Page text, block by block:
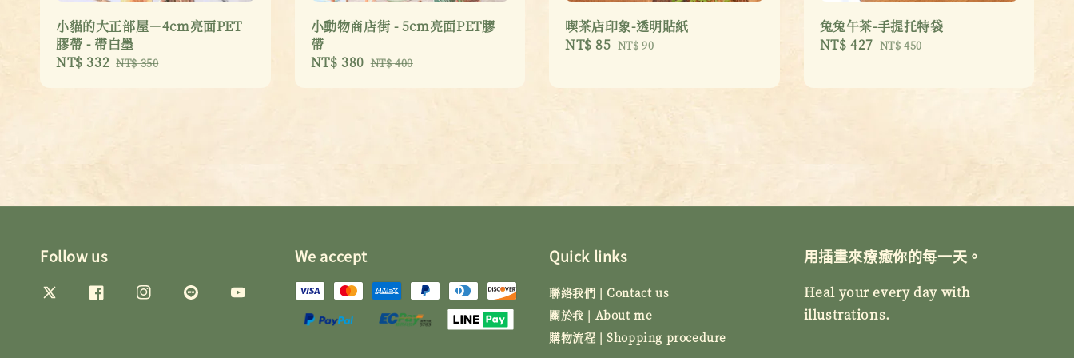
小貓的大正部屋－4cm亮面PET
膠帶 - 帶白墨
Sale
NT$ 332 Regular
NT$ 350
小動物商店街 - 5cm亮面PET膠
帶
Sale
NT$ 380 Regular
NT$ 400
喫茶店印象-透明貼紙
Sale
NT$ 85 Regular
NT$ 90
兔兔午茶-手提托特袋
Sale
NT$ 427 Regular
NT$ 450
Follow us We accept Quick links
聯絡我們 | Contact us
關於我 | About me
購物流程 | Shopping procedure
用插畫來療癒你的每一天。
Heal your every day with
illustrations.